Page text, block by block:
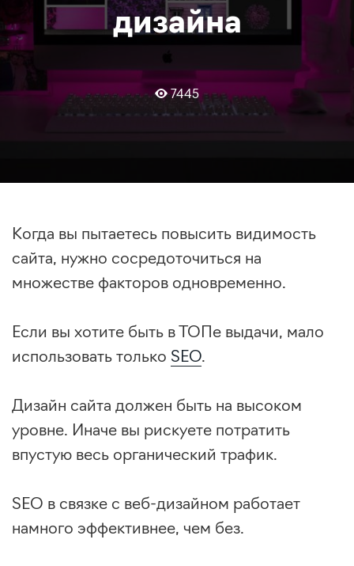
дизайна
7445
Когда вы пытаетесь повысить видимость
сайта, нужно сосредоточиться на
множестве факторов одновременно.
Если вы хотите быть в ТОПе выдачи, мало
использовать только SEO.
Дизайн сайта должен быть на высоком
уровне. Иначе вы рискуете потратить
впустую весь органический трафик.
SEO в связке с веб-дизайном работает
намного эффективнее, чем без.